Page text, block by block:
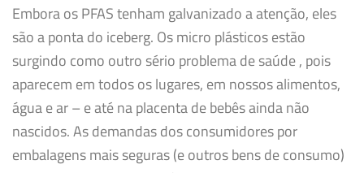
Embora os PFAS tenham galvanizado a atenção, eles
são a ponta do iceberg. Os micro plásticos estão
surgindo como outro sério problema de saúde , pois
aparecem em todos os lugares, em nossos alimentos,
água e ar – e até na placenta de bebês ainda não
nascidos. As demandas dos consumidores por
embalagens mais seguras (e outros bens de consumo)